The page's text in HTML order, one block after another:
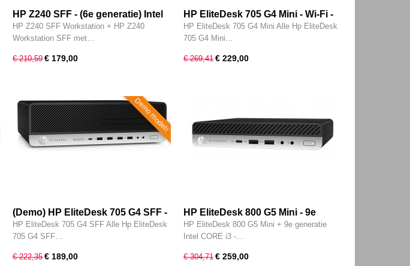
HP Z240 SFF - (6e generatie) Intel
Xeon E3-1225 V5 - 16GB - 256GB
SSD - DVDRW - USB 3.0 - Intel HD -
HP Z240 SFF Workstation + HP Z240
Workstation SFF met…
€ 210,59 € 179,00
HP EliteDesk 705 G4 Mini - Wi-Fi -
(8e generatie) AMD Ryzen 5 Pro @
2400GE - 8GB - 256GB SSD - Type-
HP EliteDesk 705 G4 Mini Alle Hp EliteDesk
705 G4 Mini…
€ 269,41 € 229,00
Demo model!
(Demo) HP EliteDesk 705 G4 SFF -
(8e generatie) AMD Ryzen 3 Pro @
2200G - 8GB - 256GB M.2 SSD -
Pro
HP EliteDesk 705 G4 SFF Alle Hp EliteDesk
705 G4 SFF…
€ 222,35 € 189,00
HP EliteDesk 800 G5 Mini - 9e
generatie i3 @ 4x 4.30GHz - Wi-Fi -
16GB - 256GB SSD - Type-C - Intel
HP EliteDesk 800 G5 Mini + 9e generatie
Intel CORE i3 -…
€ 304,71 € 259,00